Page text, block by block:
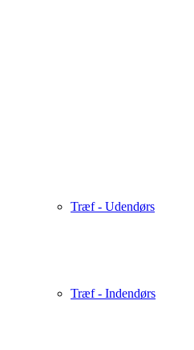
Træf - Udendørs
Træf - Indendørs